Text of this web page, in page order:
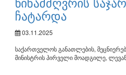
წინამძღვრის
ჩატარდა
03.11.2025
საქართველოს განათლების,
მინისტრის პირველი მოადგილე,